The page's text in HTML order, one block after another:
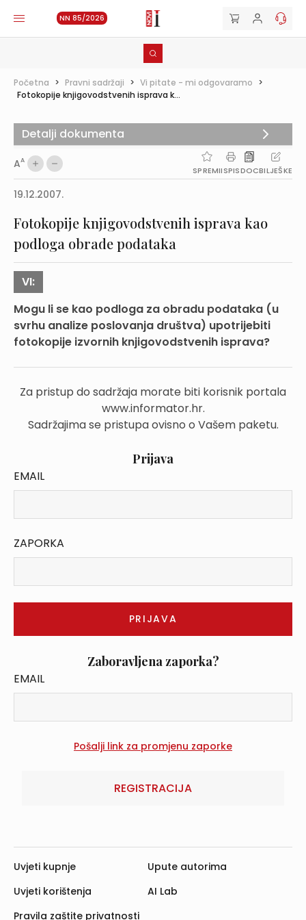
NN 85/2026
Početna > Pravni sadržaji > Vi pitate - mi odgovaramo >
Fotokopije knjigovodstvenih isprava k...
AA
SPREMIISPISDOCBILJEŠKE
19.12.2007.
Fotokopije knjigovodstvenih isprava kao
podloga obrade podataka
VI:
Mogu li se kao podloga za obradu podataka (u
svrhu analize poslovanja društva) upotrijebiti
fotokopije izvornih knjigovodstvenih isprava?
Za pristup do sadržaja morate biti korisnik portala
www.informator.hr.
Sadržajima se pristupa ovisno o Vašem paketu.
Prijava
EMAIL
ZAPORKA
Zaboravljena zaporka?
EMAIL
REGISTRACIJA
Detalji dokumenta
Uvjeti kupnje
Uvjeti korištenja
Pravila zaštite privatnosti
Upute autorima
AI Lab